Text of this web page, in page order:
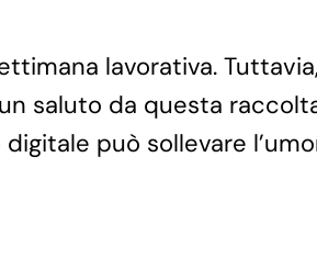
lavorativa.
saluto da questa
può sollevare